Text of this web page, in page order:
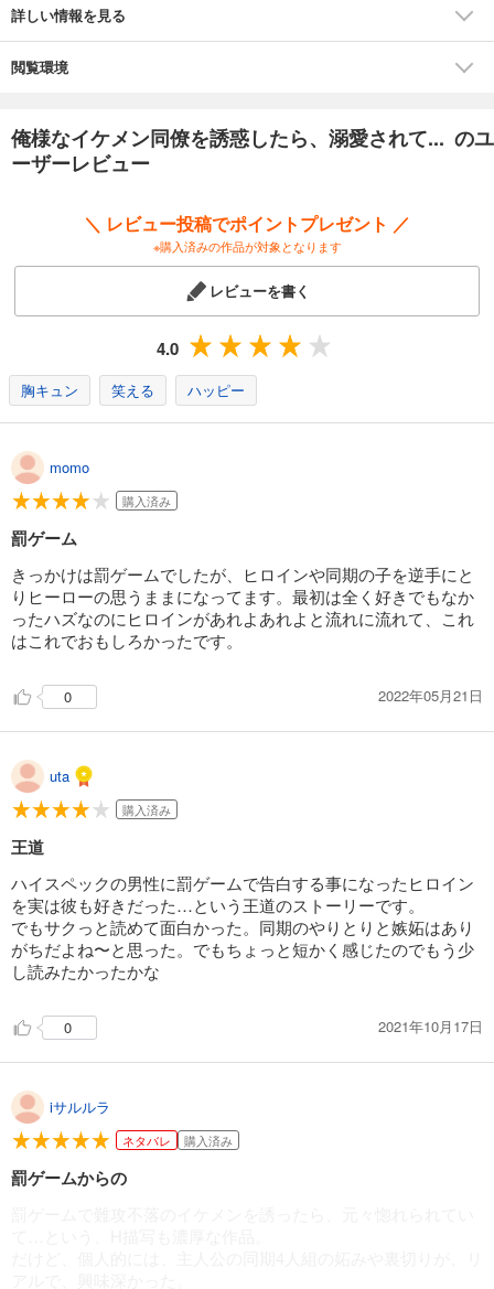
詳しい情報を見る
閲覧環境
俺様なイケメン同僚を誘惑したら、溺愛されて... のユ
ーザーレビュー
＼ レビュー投稿でポイントプレゼント ／
※購入済みの作品が対象となります
レビューを書く
4.0
胸キュン 笑える ハッピー
momo
購入済み
罰ゲーム
きっかけは罰ゲームでしたが、ヒロインや同期の子を逆手にと
りヒーローの思うままになってます。最初は全く好きでもなか
ったハズなのにヒロインがあれよあれよと流れに流れて、これ
はこれでおもしろかったです。
0 2022年05月21日
uta
購入済み
王道
ハイスペックの男性に罰ゲームで告白する事になったヒロイン
を実は彼も好きだった…という王道のストーリーです。
でもサクっと読めて面白かった。同期のやりとりと嫉妬はあり
がちだよね〜と思った。でもちょっと短かく感じたのでもう少
し読みたかったかな
0 2021年10月17日
iサルルラ
ネタバレ 購入済み
罰ゲームからの